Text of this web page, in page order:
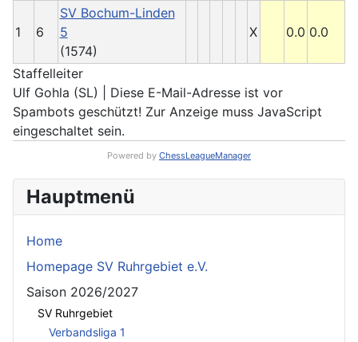
1 6
SV Bochum-Linden
5
(1574)
X 0.0 0.0
Staffelleiter
Ulf Gohla (SL) | Diese E-Mail-Adresse ist vor
Spambots geschützt! Zur Anzeige muss JavaScript
eingeschaltet sein.
Powered by ChessLeagueManager
Hauptmenü
Home
Homepage SV Ruhrgebiet e.V.
Saison 2026/2027
SV Ruhrgebiet
Verbandsliga 1